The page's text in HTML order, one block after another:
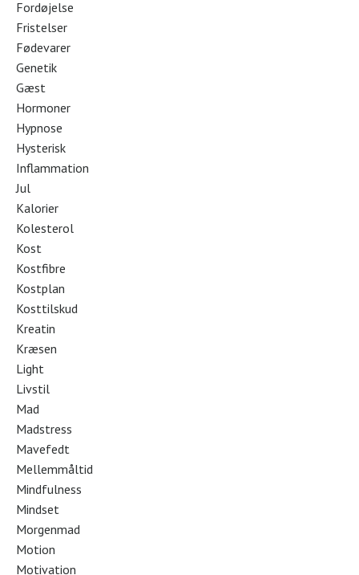
Fordøjelse
Fristelser
Fødevarer
Genetik
Gæst
Hormoner
Hypnose
Hysterisk
Inflammation
Jul
Kalorier
Kolesterol
Kost
Kostfibre
Kostplan
Kosttilskud
Kreatin
Kræsen
Light
Livstil
Mad
Madstress
Mavefedt
Mellemmåltid
Mindfulness
Mindset
Morgenmad
Motion
Motivation